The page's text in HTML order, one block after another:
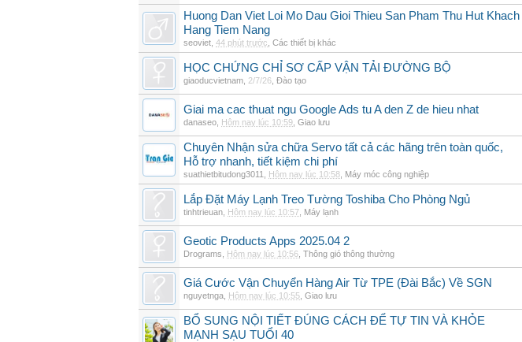
Huong Dan Viet Loi Mo Dau Gioi Thieu San Pham Thu Hut Khach
Hang Tiem Nang
seoviet 44 phút trước Các thiết bị khác
HỌC CHỨNG CHỈ SƠ CẤP VẬN TẢI ĐƯỜNG BỘ
giaoducvietnam 2/7/26 Đào tạo
Giai ma cac thuat ngu Google Ads tu A den Z de hieu nhat
danaseo Hôm nay lúc 10:59 Giao lưu
Chuyên Nhận sửa chữa Servo tất cả các hãng trên toàn quốc,
Hỗ trợ nhanh, tiết kiệm chi phí
suathietbitudong3011 Hôm nay lúc 10:58 Máy móc công nghiệp
Lắp Đặt Máy Lạnh Treo Tường Toshiba Cho Phòng Ngủ
tinhtrieuan Hôm nay lúc 10:57 Máy lạnh
Geotic Products Apps 2025.04 2
Drograms Hôm nay lúc 10:56 Thông gió thông thường
Giá Cước Vận Chuyển Hàng Air Từ TPE (Đài Bắc) Về SGN
nguyetnga Hôm nay lúc 10:55 Giao lưu
BỔ SUNG NỘI TIẾT ĐÚNG CÁCH ĐỂ TỰ TIN VÀ KHỎE
MẠNH SẠU TUỔI 40